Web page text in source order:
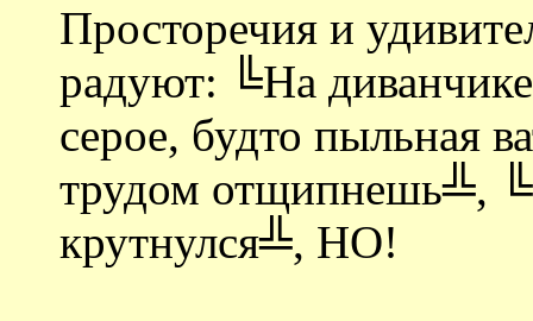
Просторечия и
радуют: ╚На
серое, будто пыльная
трудом отщипнешь╩,
крутнулся╩, НО!